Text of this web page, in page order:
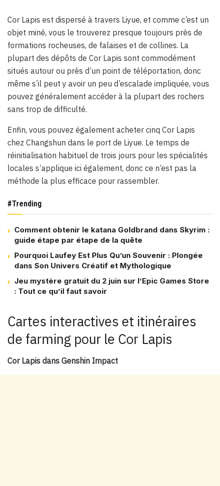
Cor Lapis est dispersé à travers Liyue, et comme c’est un
objet miné, vous le trouverez presque toujours près de
formations rocheuses, de falaises et de collines. La
plupart des dépôts de Cor Lapis sont commodément
situés autour ou près d’un point de téléportation, donc
même s’il peut y avoir un peu d’escalade impliquée, vous
pouvez généralement accéder à la plupart des rochers
sans trop de difficulté.
Enfin, vous pouvez également acheter cinq Cor Lapis
chez Changshun dans le port de Liyue. Le temps de
réinitialisation habituel de trois jours pour les spécialités
locales s’applique ici également, donc ce n’est pas la
méthode la plus efficace pour rassembler.
#Trending
Comment obtenir le katana Goldbrand dans Skyrim :
guide étape par étape de la quête
Pourquoi Laufey Est Plus Qu’un Souvenir : Plongée
dans Son Univers Créatif et Mythologique
Jeu mystère gratuit du 2 juin sur l’Epic Games Store
: Tout ce qu’il faut savoir
Cartes interactives et itinéraires
de farming pour le Cor Lapis
Cor Lapis dans Genshin Impact